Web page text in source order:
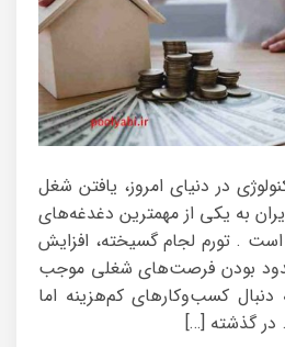
در دنیای امروز، یافتن شغل
به یکی از مهمترین دغدغه‌های
است . تورم لجام گسیخته، افزایش
بودن فرصت‌های شغلی موجب
دنبال کسب‌وکارهای کم‌هزینه اما
. در گذشته […]